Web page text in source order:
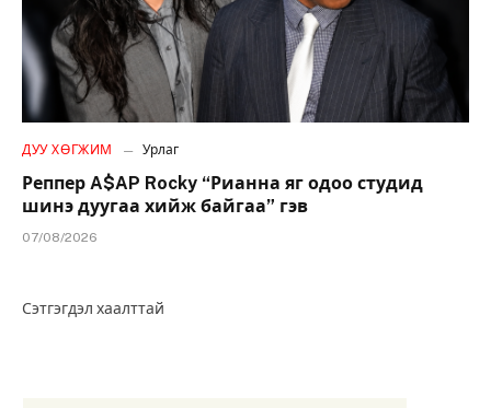
ДУУ ХӨГЖИМ Урлаг
Реппер A$AP Rocky “Рианна яг одоо студид
шинэ дуугаа хийж байгаа” гэв
07/08/2026
Сэтгэгдэл хаалттай